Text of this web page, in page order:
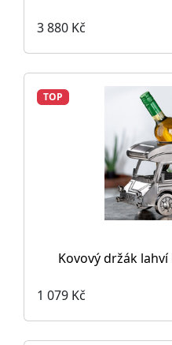
3 880 Kč
TOP
Kovový držák
1 079 Kč